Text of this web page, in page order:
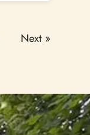
Next »